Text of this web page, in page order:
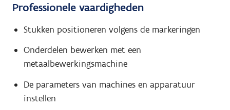
Professionele vaardigheden
Stukken positioneren volgens de markeringen
Onderdelen bewerken met een
metaalbewerkingsmachine
De parameters van machines en apparatuur
instellen